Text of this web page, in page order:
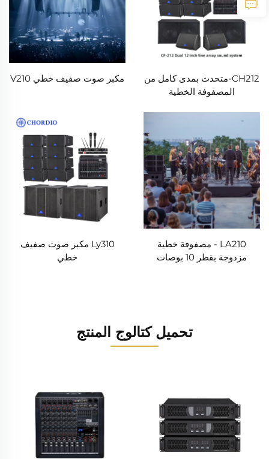
CH212-متحدث بمدى كامل من
المصفوفة الخطية
مكبر صوت صفيف خطي V210
LA210 - مصفوفة خطية
مزدوجة بقطر 10 بوصات
Ly310 مكبر صوت صفيف
خطي
تحميل كتالوج المنتج